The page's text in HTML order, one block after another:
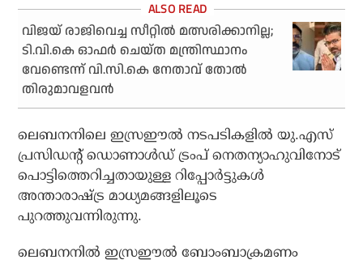
വിജയ് രാജിവെച്ച സീറ്റില്‍ മത്സരിക്കാനില്ല;
ടി.വി.കെ ഓഫര്‍ ചെയ്ത മന്ത്രിസ്ഥാനം
വേണ്ടെന്ന് വി.സി.കെ നേതാവ് തോല്‍
തിരുമാവളവന്‍
ലെബനനിലെ ഇസ്രഈല്‍ നടപടികളില്‍ യു.എസ്
പ്രസിഡന്റ് ഡൊണാള്‍ഡ് ട്രംപ് നെതന്യാഹുവിനോട്
പൊട്ടിത്തെറിച്ചതായുള്ള റിപ്പോര്‍ട്ടുകള്‍
അന്താരാഷ്ട്ര മാധ്യമങ്ങളിലൂടെ
പുറത്തുവന്നിരുന്നു.
ലെബനനില്‍ ഇസ്രഈല്‍ ബോംബാക്രമണം